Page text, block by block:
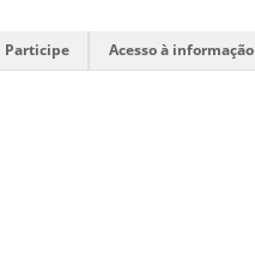
Participe Acesso à informação